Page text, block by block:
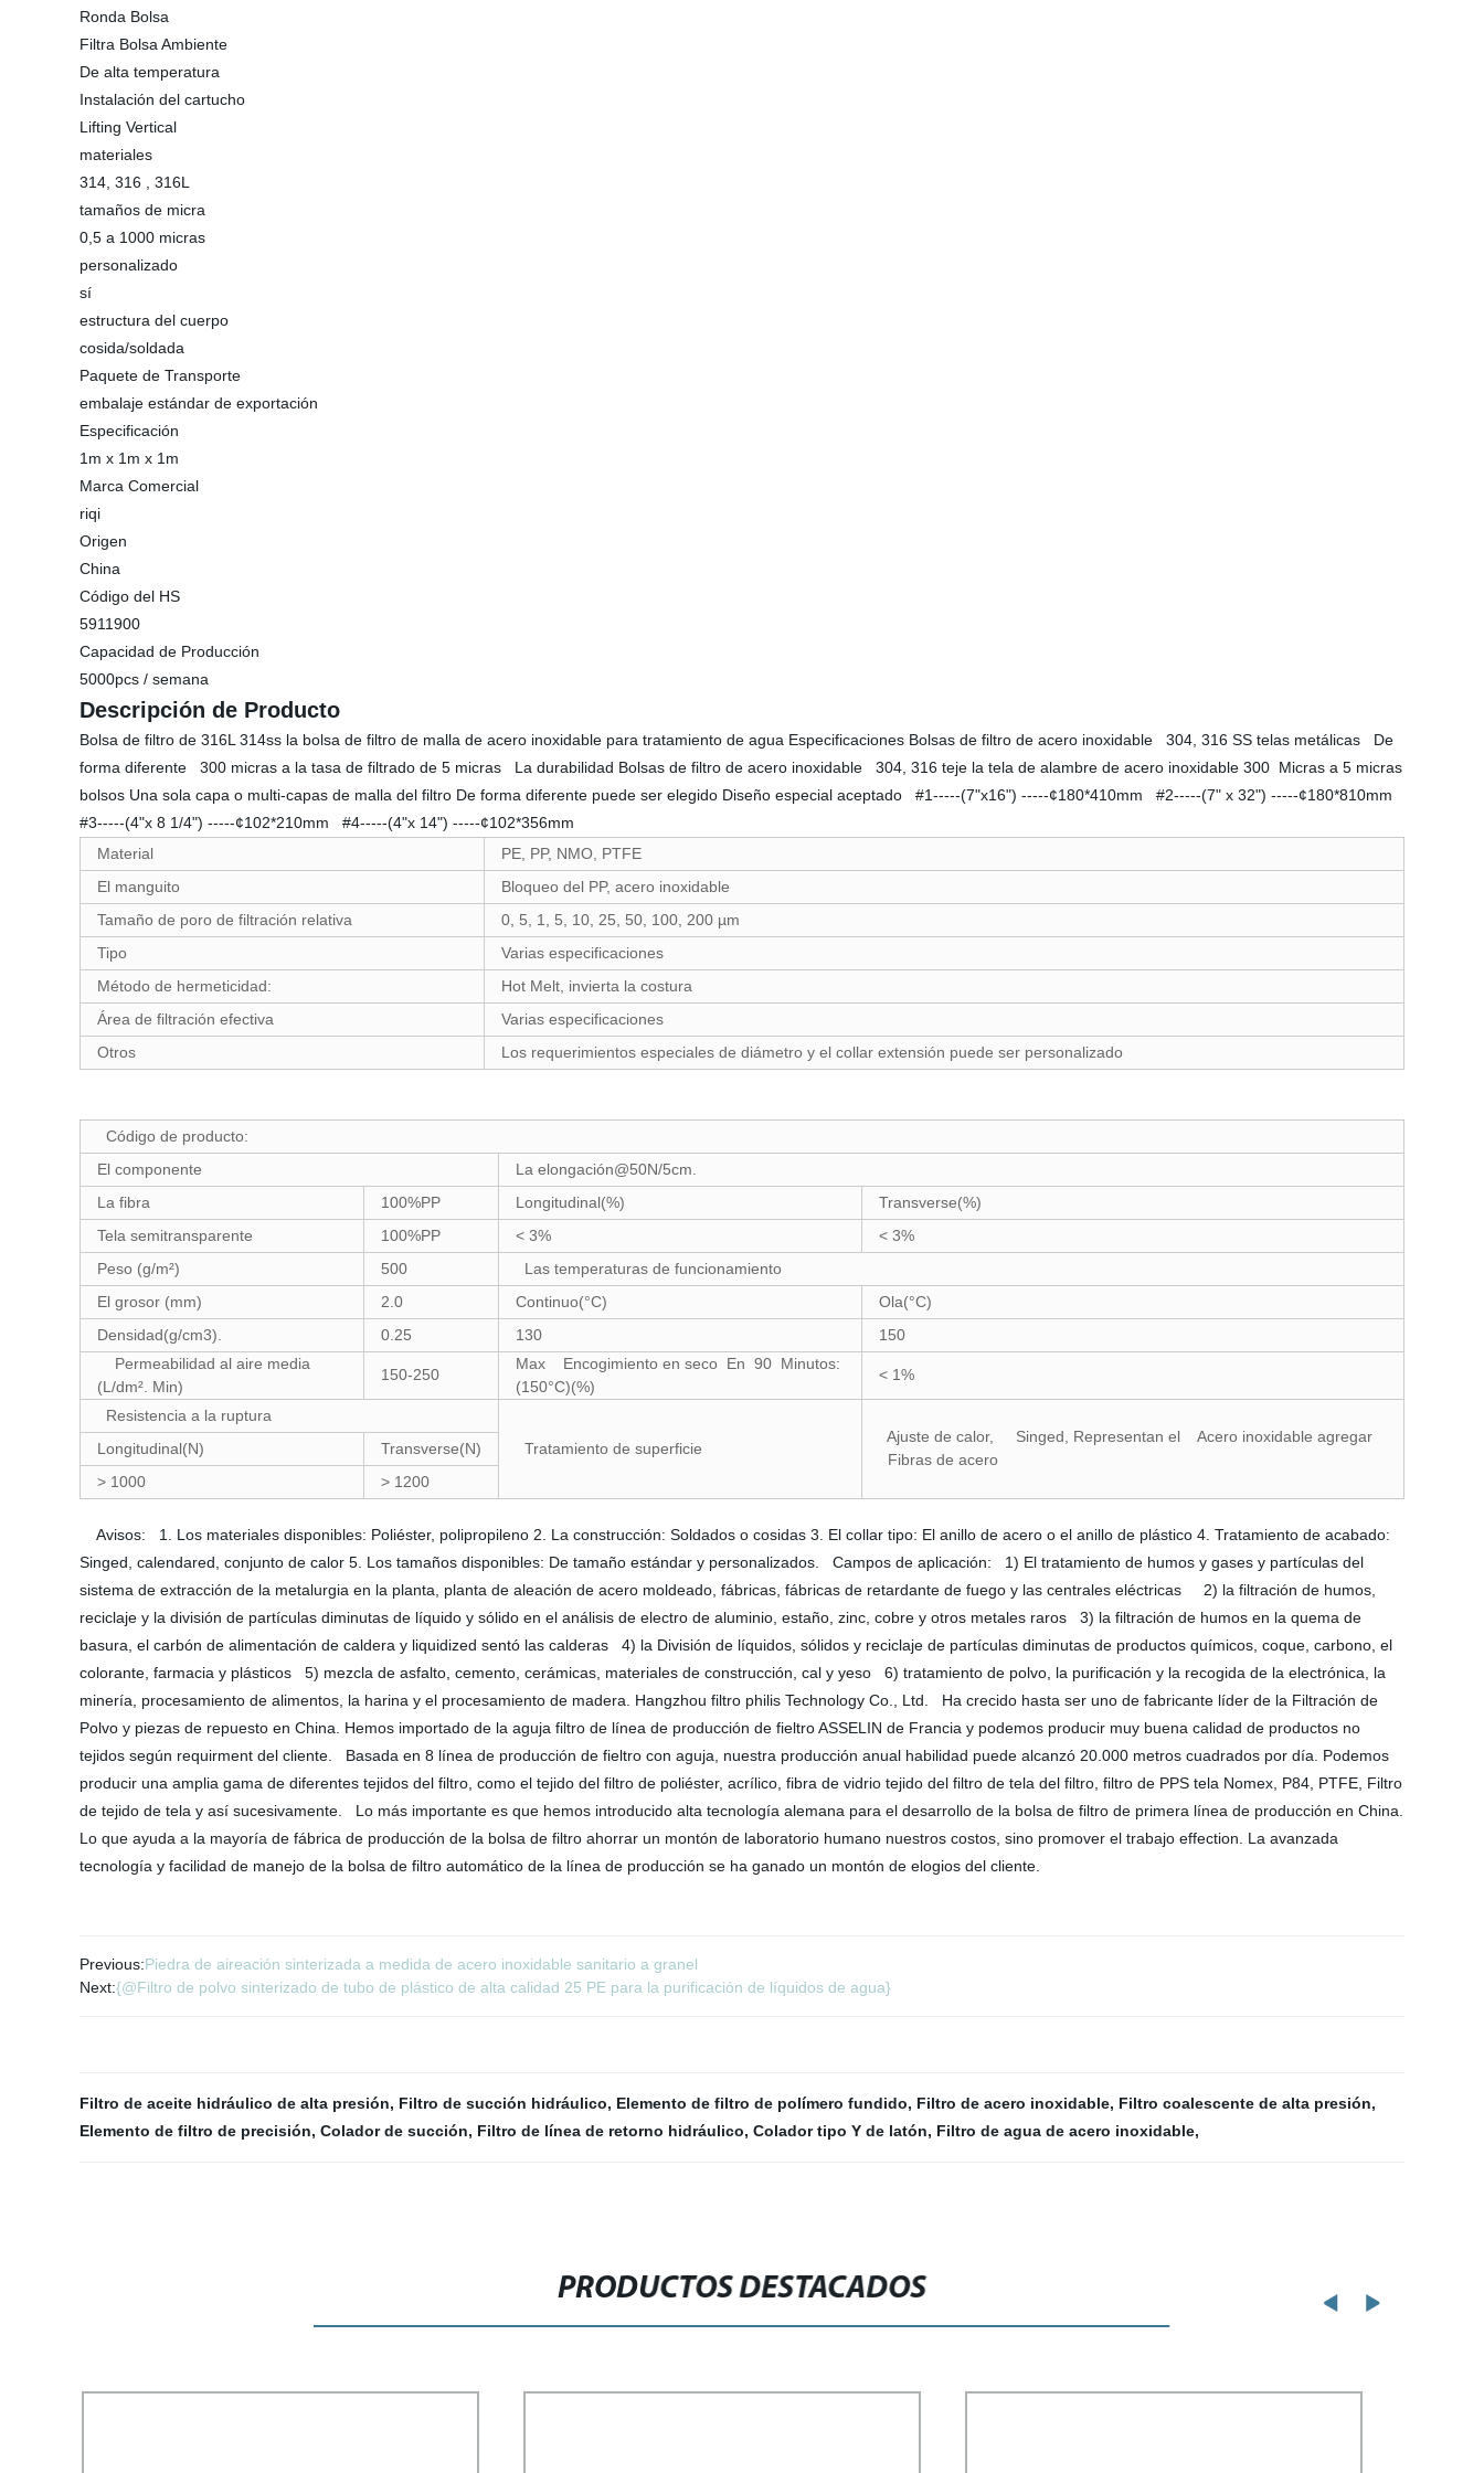
Ronda Bolsa
Filtra Bolsa Ambiente
De alta temperatura
Instalación del cartucho
Lifting Vertical
materiales
314, 316 , 316L
tamaños de micra
0,5 a 1000 micras
personalizado
sí
estructura del cuerpo
cosida/soldada
Paquete de Transporte
embalaje estándar de exportación
Especificación
1m x 1m x 1m
Marca Comercial
riqi
Origen
China
Código del HS
5911900
Capacidad de Producción
5000pcs / semana
Descripción de Producto
Bolsa de filtro de 316L 314ss la bolsa de filtro de malla de acero inoxidable para tratamiento de agua Especificaciones Bolsas de filtro de acero inoxidable 304, 316 SS telas metálicas De
forma diferente 300 micras a la tasa de filtrado de 5 micras La durabilidad Bolsas de filtro de acero inoxidable 304, 316 teje la tela de alambre de acero inoxidable 300 Micras a 5 micras
bolsos Una sola capa o multi-capas de malla del filtro De forma diferente puede ser elegido Diseño especial aceptado #1-----(7"x16") -----¢180*410mm #2-----(7" x 32") -----¢180*810mm
#3-----(4"x 8 1/4") -----¢102*210mm #4-----(4"x 14") -----¢102*356mm
Material
PE, PP, NMO, PTFE
El manguito
Bloqueo del PP, acero inoxidable
Tamaño de poro de filtración relativa
0, 5, 1, 5, 10, 25, 50, 100, 200 µm
Tipo
Varias especificaciones
Método de hermeticidad:
Hot Melt, invierta la costura
Área de filtración efectiva
Varias especificaciones
Otros
Los requerimientos especiales de diámetro y el collar extensión puede ser personalizado
Código de producto:
El componente
La elongación@50N/5cm.
La fibra
100%PP Longitudinal(%)
Transverse(%)
Tela semitransparente
100%PP < 3%
< 3%
Peso (g/m²)
500
Las temperaturas de funcionamiento
El grosor (mm)
2.0 Continuo(°C)
Ola(°C)
Densidad(g/cm3).
0.25 130
150
Permeabilidad al aire media
(L/dm². Min)
150-250
Max Encogimiento en seco En 90 Minutos:
(150°C)(%)
< 1%
Resistencia a la ruptura
Tratamiento de superficie
Ajuste de calor, Singed, Representan el Acero inoxidable agregar
Fibras de acero
Longitudinal(N)
Transverse(N)
> 1000
> 1200
Avisos: 1. Los materiales disponibles: Poliéster, polipropileno 2. La construcción: Soldados o cosidas 3. El collar tipo: El anillo de acero o el anillo de plástico 4. Tratamiento de acabado:
Singed, calendared, conjunto de calor 5. Los tamaños disponibles: De tamaño estándar y personalizados. Campos de aplicación: 1) El tratamiento de humos y gases y partículas del
sistema de extracción de la metalurgia en la planta, planta de aleación de acero moldeado, fábricas, fábricas de retardante de fuego y las centrales eléctricas 2) la filtración de humos,
reciclaje y la división de partículas diminutas de líquido y sólido en el análisis de electro de aluminio, estaño, zinc, cobre y otros metales raros 3) la filtración de humos en la quema de
basura, el carbón de alimentación de caldera y liquidized sentó las calderas 4) la División de líquidos, sólidos y reciclaje de partículas diminutas de productos químicos, coque, carbono, el
colorante, farmacia y plásticos 5) mezcla de asfalto, cemento, cerámicas, materiales de construcción, cal y yeso 6) tratamiento de polvo, la purificación y la recogida de la electrónica, la
minería, procesamiento de alimentos, la harina y el procesamiento de madera. Hangzhou filtro philis Technology Co., Ltd. Ha crecido hasta ser uno de fabricante líder de la Filtración de
Polvo y piezas de repuesto en China. Hemos importado de la aguja filtro de línea de producción de fieltro ASSELIN de Francia y podemos producir muy buena calidad de productos no
tejidos según requirment del cliente. Basada en 8 línea de producción de fieltro con aguja, nuestra producción anual habilidad puede alcanzó 20.000 metros cuadrados por día. Podemos
producir una amplia gama de diferentes tejidos del filtro, como el tejido del filtro de poliéster, acrílico, fibra de vidrio tejido del filtro de tela del filtro, filtro de PPS tela Nomex, P84, PTFE, Filtro
de tejido de tela y así sucesivamente. Lo más importante es que hemos introducido alta tecnología alemana para el desarrollo de la bolsa de filtro de primera línea de producción en China.
Lo que ayuda a la mayoría de fábrica de producción de la bolsa de filtro ahorrar un montón de laboratorio humano nuestros costos, sino promover el trabajo effection. La avanzada
tecnología y facilidad de manejo de la bolsa de filtro automático de la línea de producción se ha ganado un montón de elogios del cliente.
Previous:Piedra de aireación sinterizada a medida de acero inoxidable sanitario a granel
Next:{@Filtro de polvo sinterizado de tubo de plástico de alta calidad 25 PE para la purificación de líquidos de agua}
Filtro de aceite hidráulico de alta presión, Filtro de succión hidráulico, Elemento de filtro de polímero fundido, Filtro de acero inoxidable, Filtro coalescente de alta presión,
Elemento de filtro de precisión, Colador de succión, Filtro de línea de retorno hidráulico, Colador tipo Y de latón, Filtro de agua de acero inoxidable,
PRODUCTOS DESTACADOS